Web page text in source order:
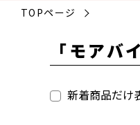
TOPページ
「モア
新着商品だけ